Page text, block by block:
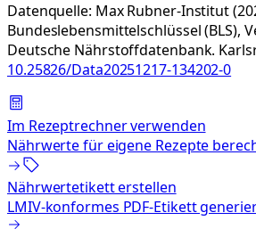
Datenquelle: Max Rubner-Institut
Bundeslebensmittelschlüssel (BLS),
Deutsche Nährstoffdatenbank.
10.25826/Data20251217-134202-0
Im Rezeptrechner verwenden
Nährwerte für eigene Rezepte
Nährwertetikett erstellen
LMIV-konformes PDF-Etikett